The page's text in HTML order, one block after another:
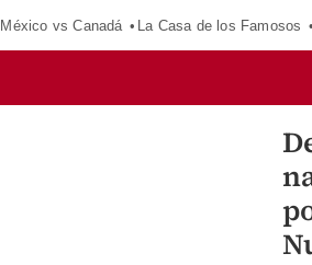
México vs Canadá La Casa de los Famosos